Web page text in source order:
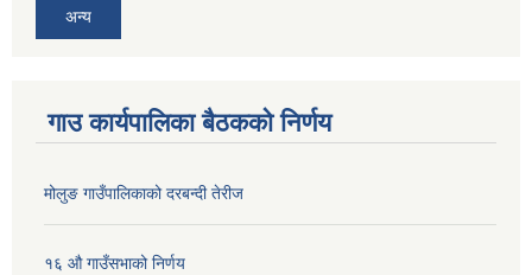
अन्य
गाउ कार्यपालिका बैठकको निर्णय
मोलुङ गाउँपालिकाको दरबन्दी तेरीज
१६ औ गाउँसभाको निर्णय